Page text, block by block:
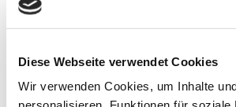
Diese Webseite verwendet Cookies
Wir verwenden Cookies, um Inhalte
folgenden Fällen:
Dauer der Prüfung haben Sie das